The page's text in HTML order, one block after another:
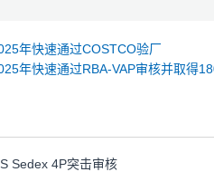
年快速通过COSTCO验厂
年快速通过RBA-VAP审核并取得
Sedex 4P突击审核